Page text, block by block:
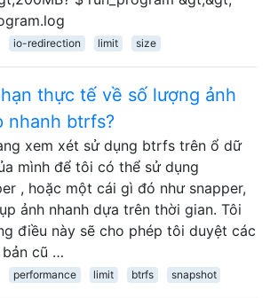
io-redirection limit size
thực tế về số lượng ảnh
nhanh btrfs?
xem xét sử dụng btrfs trên ổ dữ
mình để tôi có thể sử dụng
, hoặc một cái gì đó như snapper,
ảnh nhanh dựa trên thời gian. Tôi
điều này sẽ cho phép tôi duyệt các
bản cũ …
performance limit btrfs snapshot